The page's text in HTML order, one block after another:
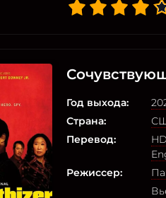
Год выхода:
Страна:
Перевод:
Режиссер: